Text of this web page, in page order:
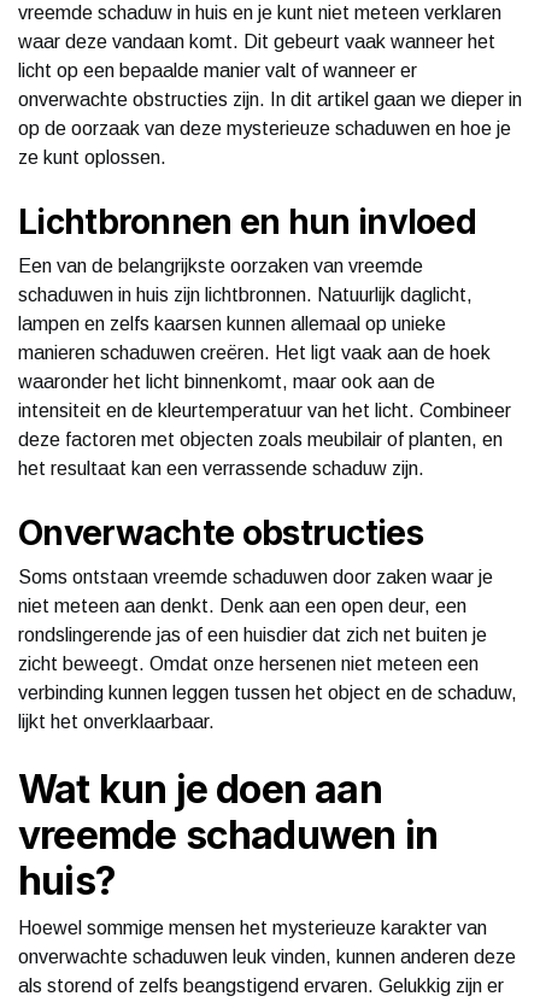
vreemde schaduw in huis en je kunt niet meteen verklaren
waar deze vandaan komt. Dit gebeurt vaak wanneer het
licht op een bepaalde manier valt of wanneer er
onverwachte obstructies zijn. In dit artikel gaan we dieper in
op de oorzaak van deze mysterieuze schaduwen en hoe je
ze kunt oplossen.
Lichtbronnen en hun invloed
Een van de belangrijkste oorzaken van vreemde
schaduwen in huis zijn lichtbronnen. Natuurlijk daglicht,
lampen en zelfs kaarsen kunnen allemaal op unieke
manieren schaduwen creëren. Het ligt vaak aan de hoek
waaronder het licht binnenkomt, maar ook aan de
intensiteit en de kleurtemperatuur van het licht. Combineer
deze factoren met objecten zoals meubilair of planten, en
het resultaat kan een verrassende schaduw zijn.
Onverwachte obstructies
Soms ontstaan vreemde schaduwen door zaken waar je
niet meteen aan denkt. Denk aan een open deur, een
rondslingerende jas of een huisdier dat zich net buiten je
zicht beweegt. Omdat onze hersenen niet meteen een
verbinding kunnen leggen tussen het object en de schaduw,
lijkt het onverklaarbaar.
Wat kun je doen aan
vreemde schaduwen in
huis?
Hoewel sommige mensen het mysterieuze karakter van
onverwachte schaduwen leuk vinden, kunnen anderen deze
als storend of zelfs beangstigend ervaren. Gelukkig zijn er